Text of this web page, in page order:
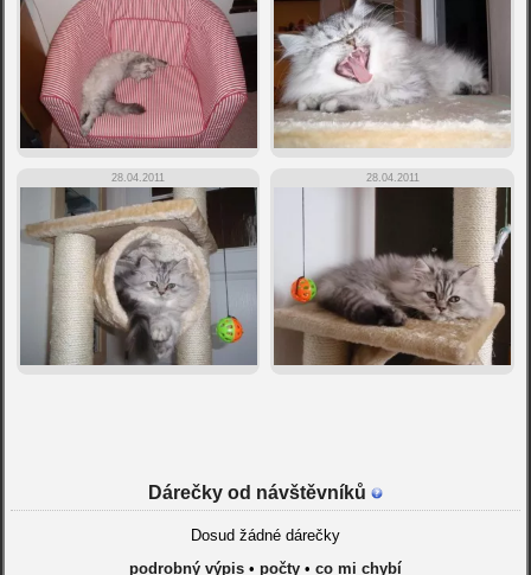
28.04.2011 28.04.2011
Dárečky od návštěvníků
Dosud žádné dárečky
podrobný výpis• počty• co mi chybí